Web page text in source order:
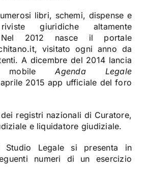
libri, schemi, dispense e
giuridiche altamente
Nel 2012 nasce il portale
, visitato ogni anno da
A dicembre del 2014 lancia
mobileAgenda Legale
2015 app ufficiale del foro
registri nazionali di Curatore,
e liquidatore giudiziale.
Studio Legale si presenta in
numeri di un esercizio